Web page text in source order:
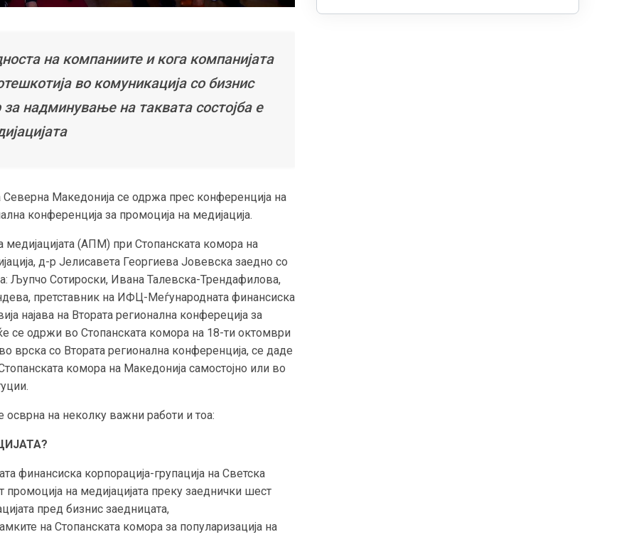
на компаниите и кога компанијата
во комуникација со бизнис
надминување на таквата состојба е
Македонија се одржа прес конференција на
конференција за промоција на медијација.
медијацијата (АПМ) при Стопанската комора на
д-р Јелисавета Георгиева Јовевска заедно со
Љупчо Сотироски, Ивана Талевска-Трендафилова,
претставник на ИФЦ-Меѓународната финансиска
најава на Втората регионална конфереција за
се одржи во Стопанската комора на 18-ти октомври
врска со Втората регионална конференција, се даде
комора на Македонија самостојно или во
осврна на неколку важни работи и тоа:
финансиска корпорација-групација на Светска
на медијацијата преку заеднички шест
пред бизнис заедницата,
на Стопанската комора за популаризација на